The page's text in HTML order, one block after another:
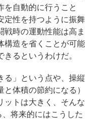
を自動的に行うこと
定性を持つように振舞
戦時の運動性能は高ま
構造を省くことが可能
るというわけだ。
」という点や、操縦
体積の節約になる）
ットは大きく、そんな
将来的にはこうした